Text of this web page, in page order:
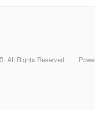
. All Rights Reserved